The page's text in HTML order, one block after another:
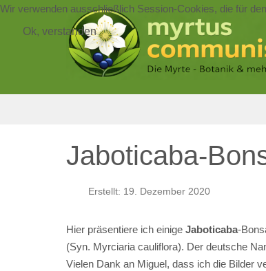
Jaboticaba-
Erstellt: 19. Dezember 2020
Hier präsentiere ich einige Jaboticaba-
(Syn. Myrciaria cauliflora). Der deutsche
Vielen Dank an Miguel, dass ich die Bilder
Wir verwenden ausschließlich Session-Cookies, die für
Ok, verstanden